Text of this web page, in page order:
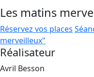
Les matins
Réservez vos places
merveilleux"
Réalisateur
Avril Besson